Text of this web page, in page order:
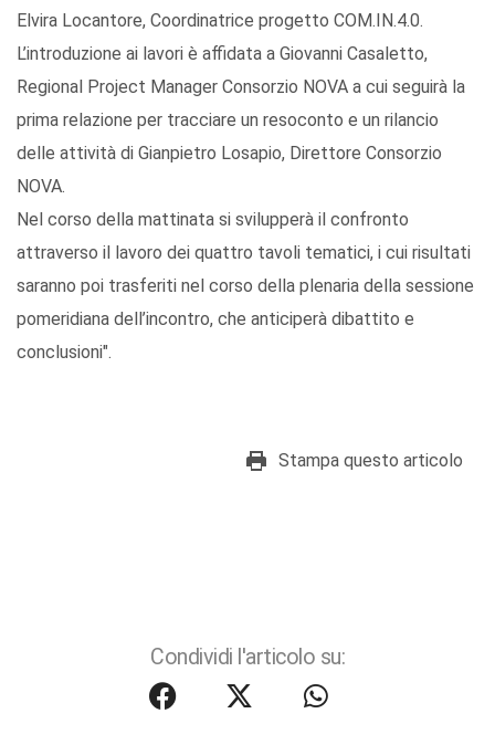
Elvira Locantore, Coordinatrice progetto COM.IN.4.0.
L’introduzione ai lavori è affidata a Giovanni Casaletto,
Regional Project Manager Consorzio NOVA a cui seguirà la
prima relazione per tracciare un resoconto e un rilancio
delle attività di Gianpietro Losapio, Direttore Consorzio
NOVA.
Nel corso della mattinata si svilupperà il confronto
attraverso il lavoro dei quattro tavoli tematici, i cui risultati
saranno poi trasferiti nel corso della plenaria della sessione
pomeridiana dell’incontro, che anticiperà dibattito e
conclusioni".
Stampa questo articolo
Condividi l'articolo su: